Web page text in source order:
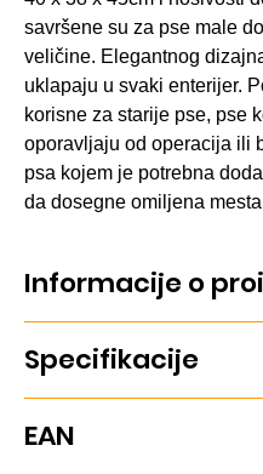
savršene su za pse male
veličine. Elegantnog
uklapaju u svaki enterijer.
korisne za starije pse, pse
oporavljaju od operacija ili
psa kojem je potrebna
da dosegne omiljena
Informacije o
borovine, dimenzija 40 x 38
nosivosti do 50kg. Idealne
na visoka mesta. Robustan i
Specifikacije
EAN